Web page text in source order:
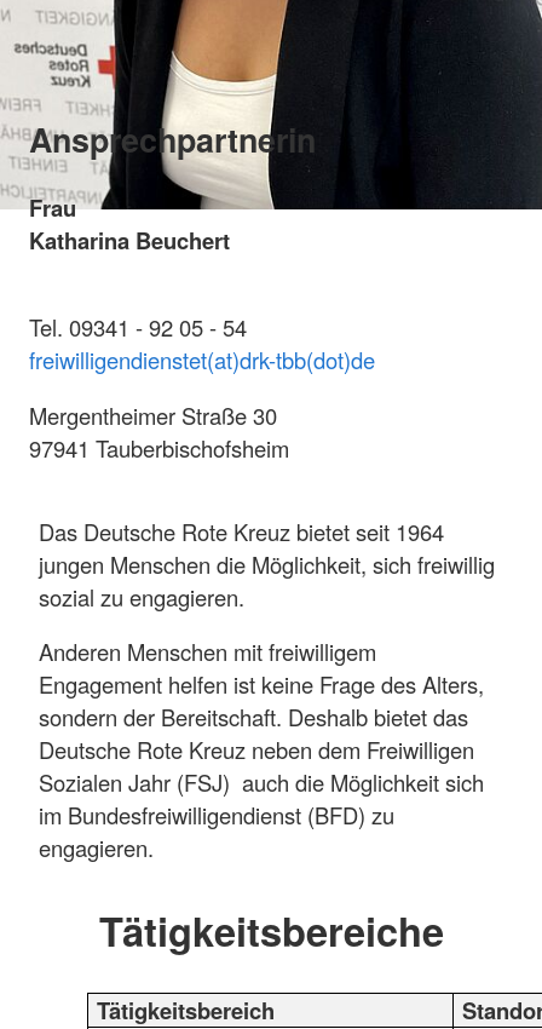
Ansprechpartnerin
Frau
Katharina Beuchert
Tel. 09341 - 92 05 - 54
freiwilligendienstet(at)drk-tbb(dot)de
Mergentheimer Straße 30
97941 Tauberbischofsheim
Das Deutsche Rote Kreuz bietet seit 1964
jungen Menschen die Möglichkeit, sich freiwillig
sozial zu engagieren.
Anderen Menschen mit freiwilligem
Engagement helfen ist keine Frage des Alters,
sondern der Bereitschaft. Deshalb bietet das
Deutsche Rote Kreuz neben dem Freiwilligen
Sozialen Jahr (FSJ) auch die Möglichkeit sich
im Bundesfreiwilligendienst (BFD) zu
engagieren.
Tätigkeitsbereiche
Tätigkeitsbereich